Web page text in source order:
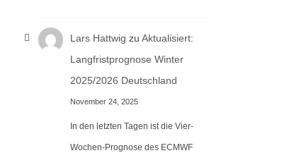
Lars Hattwig zu Aktualisiert:
Langfristprognose Winter
2025/2026 Deutschland
November 24, 2025
In den letzten Tagen ist die Vier-
Wochen-Prognose des ECMWF